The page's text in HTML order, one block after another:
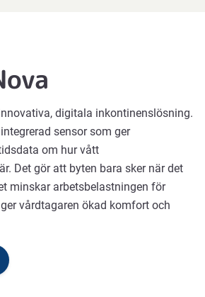
digitala inkontinenslösning.
sensor som ger
om hur vått
Det gör att byten bara sker när det
minskar arbetsbelastningen för
vårdtagaren ökad komfort och